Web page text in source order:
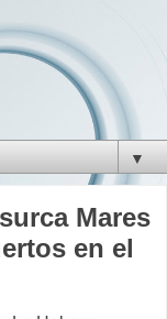
▼
Mares
en el